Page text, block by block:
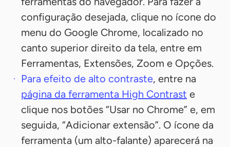
configuração desejada, clique no ícone do
menu do Google Chrome, localizado no
canto superior direito da tela, entre em
Ferramentas, Extensões, Zoom e Opções.
Para efeito de alto contraste, entre na
página da ferramenta High Contrast e
clique nos botões “Usar no Chrome” e, em
seguida, “Adicionar extensão”. O ícone da
ferramenta (um alto-falante) aparecerá na